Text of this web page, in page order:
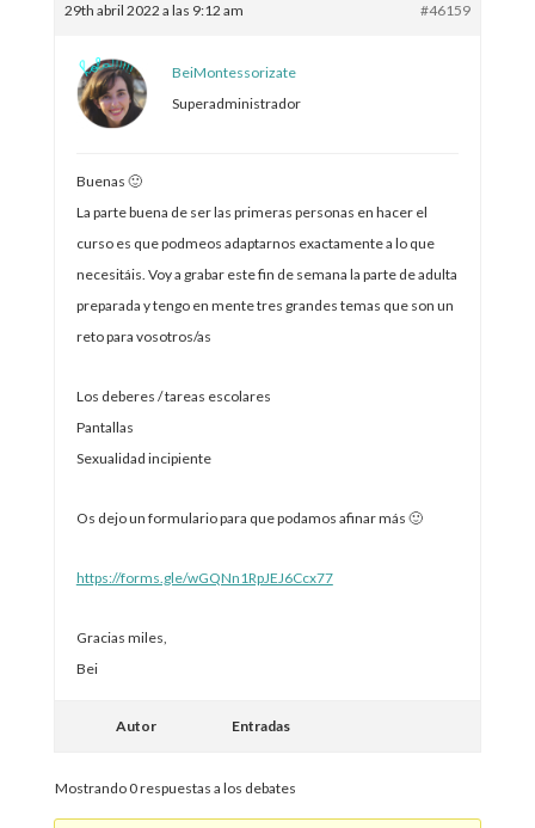
29th abril 2022 a las 9:12 am #46159
BeiMontessorizate
Superadministrador
Buenas 🙂
La parte buena de ser las primeras personas en hacer el
curso es que podmeos adaptarnos exactamente a lo que
necesitáis. Voy a grabar este fin de semana la parte de adulta
preparada y tengo en mente tres grandes temas que son un
reto para vosotros/as
Los deberes / tareas escolares
Pantallas
Sexualidad incipiente
Os dejo un formulario para que podamos afinar más 🙂
https://forms.gle/wGQNn1RpJEJ6Ccx77
Gracias miles,
Bei
Autor Entradas
Mostrando 0 respuestas a los debates